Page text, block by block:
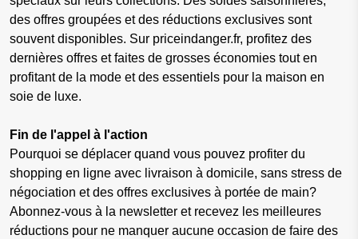
des offres groupées et des réductions exclusives sont
souvent disponibles. Sur priceindanger.fr, profitez des
dernières offres et faites de grosses économies tout en
profitant de la mode et des essentiels pour la maison en
soie de luxe.
Fin de l'appel à l'action
Pourquoi se déplacer quand vous pouvez profiter du
shopping en ligne avec livraison à domicile, sans stress de
négociation et des offres exclusives à portée de main?
Abonnez-vous à la newsletter et recevez les meilleures
réductions pour ne manquer aucune occasion de faire des